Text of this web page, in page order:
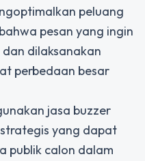
peluang
pesan yang ingin
dilaksanakan
perbedaan besar
jasa buzzer
yang dapat
publik calon dalam